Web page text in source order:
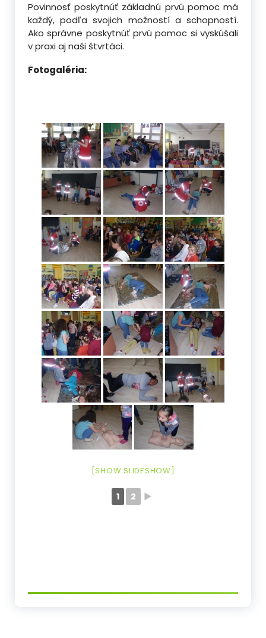
Povinnosť poskytnúť základnú prvú pomoc má
každý, podľa svojich možností a schopností.
Ako správne poskytnúť prvú pomoc si vyskúšali
v praxi aj naši štvrtáci.
Fotogaléria:
[SHOW SLIDESHOW]
1 2 ►